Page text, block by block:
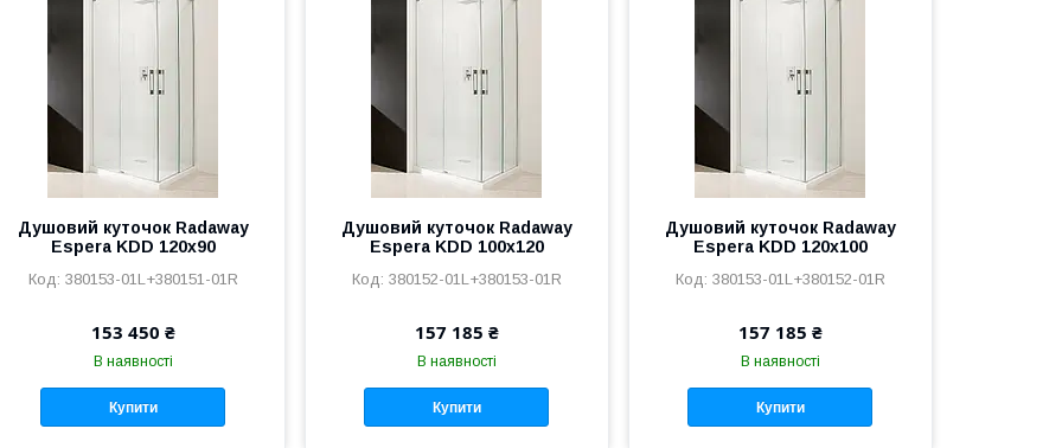
Душовий куточок Radaway
Espera KDD 120x90
380153-01L+380151-01R
153 450 ₴
В наявності
Купити
Душовий куточок Radaway
Espera KDD 100x120
380152-01L+380153-01R
157 185 ₴
В наявності
Купити
Душовий куточок Radaway
Espera KDD 120x100
380153-01L+380152-01R
157 185 ₴
В наявності
Купити